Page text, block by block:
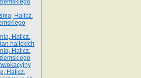
Halicz.
Halicz.
halickich
Halicz.
Halicz.